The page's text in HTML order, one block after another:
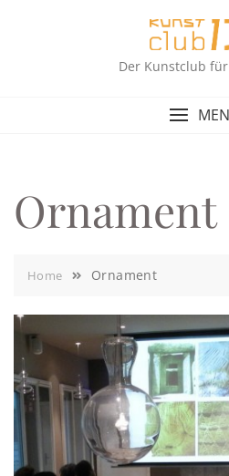
Der Kunstclub
Ornament
Home Ornament